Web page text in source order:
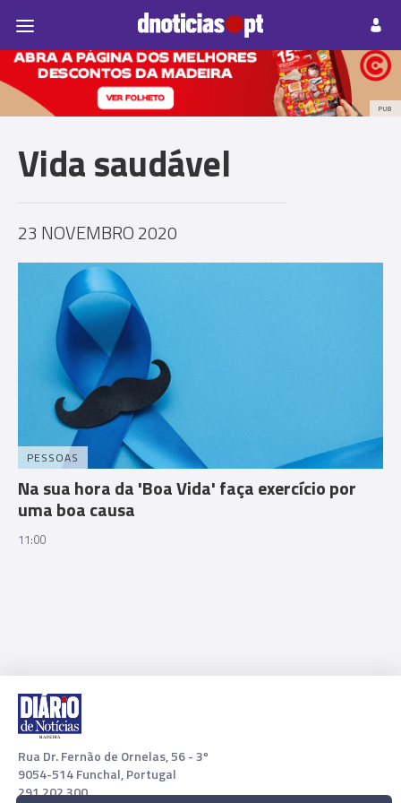
Prazeres Paisagens
PUB
Vida saudável
23 NOVEMBRO 2020
PESSOAS
Na sua hora da 'Boa Vida' faça exercício por
uma boa causa
11:00
Rua Dr. Fernão de Ornelas, 56 - 3º
9054-514 Funchal, Portugal
291 202 300